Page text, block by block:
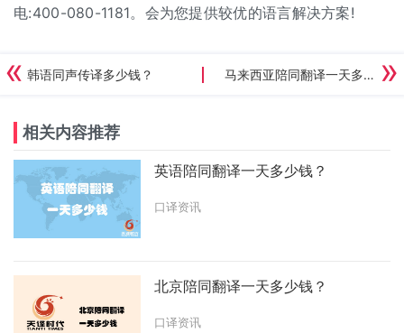
电:400-080-1181。会为您提供较优的语言解决方案!
韩语同声传译多少钱？ 马来西亚陪同翻译一天多少钱？
相关内容推荐
英语陪同翻译一天多少钱？
口译资讯
北京陪同翻译一天多少钱？
口译资讯